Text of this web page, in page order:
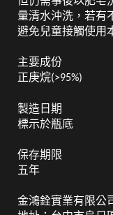
量清水沖洗，若有
避免兒童接觸使用
主要成份
正庚烷(>95%)
製造日期
標示於瓶底
保存期限
五年
金鴻銓實業有限公